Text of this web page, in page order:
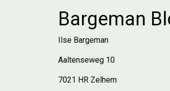
Bargeman
Ilse Bargeman
Aaltenseweg 10
7021 HR Zelhem